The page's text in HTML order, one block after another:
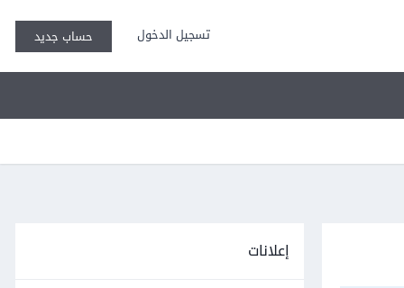
تسجيل الدخول حساب جديد
إعلانات